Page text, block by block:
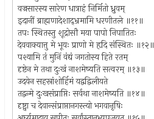
वज्रसारस्य सारेण धात्राहं निर्मितो ध्रुवम्
इदानीं ब्राह्मणादेशाद्भ्रमामि धरणीतले ॥११॥
तपः स्थितस्तु शूद्रोसौ मया पापो निपातितः
देववाक्यात्तु मे भूयः प्राणो मे हृदि संस्थितः ॥१२॥
पश्यामि तं मुनिं वंद्यं जगतोस्य हिते रतम्
दृष्टेन मे तथा दुःखं नाशमेष्यति सत्वरम् ॥१३॥
उदयेन सहस्रांशोर्हिमं यद्वद्विलीयते
तद्वन्मे दुःखसंप्राप्तिः सर्वथा नाशमेष्यति ॥१४॥
दृष्ट्वा च देवान्संप्राप्तानगस्त्यो भगवानृषिः